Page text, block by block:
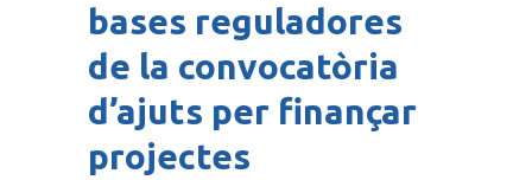
bases reguladores
de la convocatòria
d’ajuts per finançar
projectes